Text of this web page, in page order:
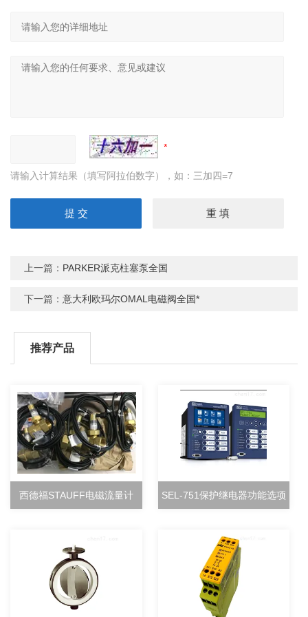
请输入计算结果（填写阿拉伯数字），如：三加四=7
上一篇： PARKER派克柱塞泵全国
下一篇：意大利欧玛尔OMAL电磁阀全国*
推荐产品
西德福STAUFF电磁流量计 SEL-751保护继电器功能选项